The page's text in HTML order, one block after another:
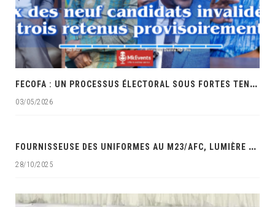
F
ECOFA : UN PROCESSUS ÉLECTORAL SOUS FORTES TENSIONS ET ACCUSATIONS DE FAVORITISME
03/05/2026
‎
FOURNISSEUSE DES UNIFORMES AU M23/AFC, LUMIÈRE MAUWA OCÉAN DANS LES VISEURS DES SERVICES DE SÉCURITÉ DE LA RDC‎
28/10/2025